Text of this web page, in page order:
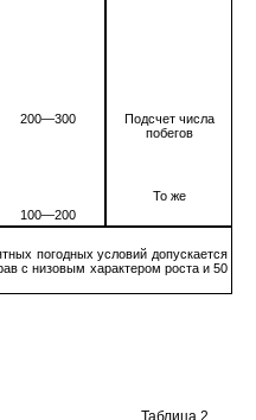
200—300
100—200
Подсчет числа
побегов
То же
погодных условий допускается
с низовым характером роста и50
Таблица 2